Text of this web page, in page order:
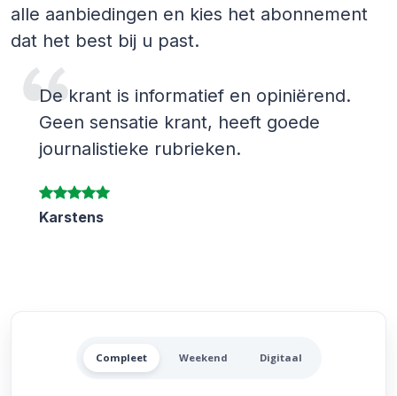
alle aanbiedingen en kies het abonnement
dat het best bij u past.
De krant is informatief en opiniërend.
Geen sensatie krant, heeft goede
journalistieke rubrieken.
Karstens
Alle Trouw Aanbiedingen
Compleet Weekend Digitaal